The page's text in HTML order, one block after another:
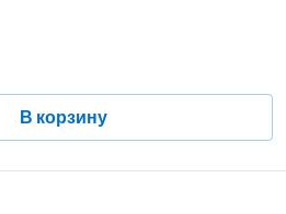
В корзину